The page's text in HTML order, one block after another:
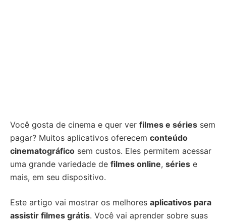
Você gosta de cinema e quer ver filmes e séries sem
pagar? Muitos aplicativos oferecem conteúdo
cinematográfico sem custos. Eles permitem acessar
uma grande variedade de filmes online, séries e
mais, em seu dispositivo.
Este artigo vai mostrar os melhores aplicativos para
assistir filmes grátis. Você vai aprender sobre suas